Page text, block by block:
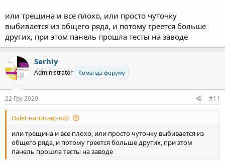
или трещина и все плохо, или просто чуточку
выбивается из общего ряда, и потому греется больше
других, при этом панель прошла тесты на заводе
Serhiy
Administrator Команда форуму
22 Гру 2020 #11
Dalet написав(-ла):
или трещина и все плохо, или просто чуточку выбивается из
общего ряда, и потому греется больше других, при этом
панель прошла тесты на заводе